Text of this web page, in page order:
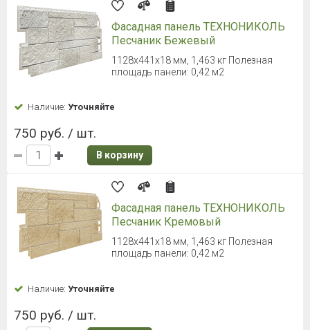
Фасадная панель ТЕХНОНИКОЛЬ
Песчаник Бежевый
1128х441х18 мм, 1,463 кг Полезная
площадь панели: 0,42 м2
Наличие: Уточняйте
750 руб. / шт.
В корзину
Фасадная панель ТЕХНОНИКОЛЬ
Песчаник Кремовый
1128х441х18 мм, 1,463 кг Полезная
площадь панели: 0,42 м2
Наличие: Уточняйте
750 руб. / шт.